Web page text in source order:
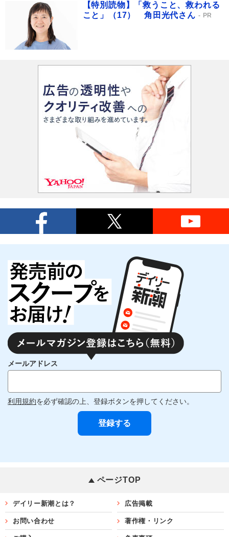
【特別読物】「救うこと、救われる
こと」（17） 角田光代さん
PR
メールアドレス
利用規約を必ず確認の上、登録ボタンを押してください。
ページTOP
デイリー新潮とは？ 広告掲載
お問い合わせ 著作権・リンク